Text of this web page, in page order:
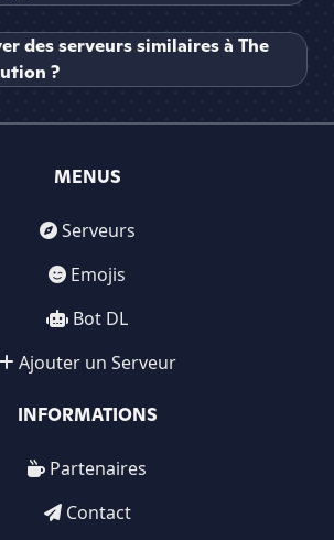
des serveurs similaires à The
?
MENUS
Serveurs
Emojis
Bot DL
Ajouter un Serveur
INFORMATIONS
Partenaires
Contact